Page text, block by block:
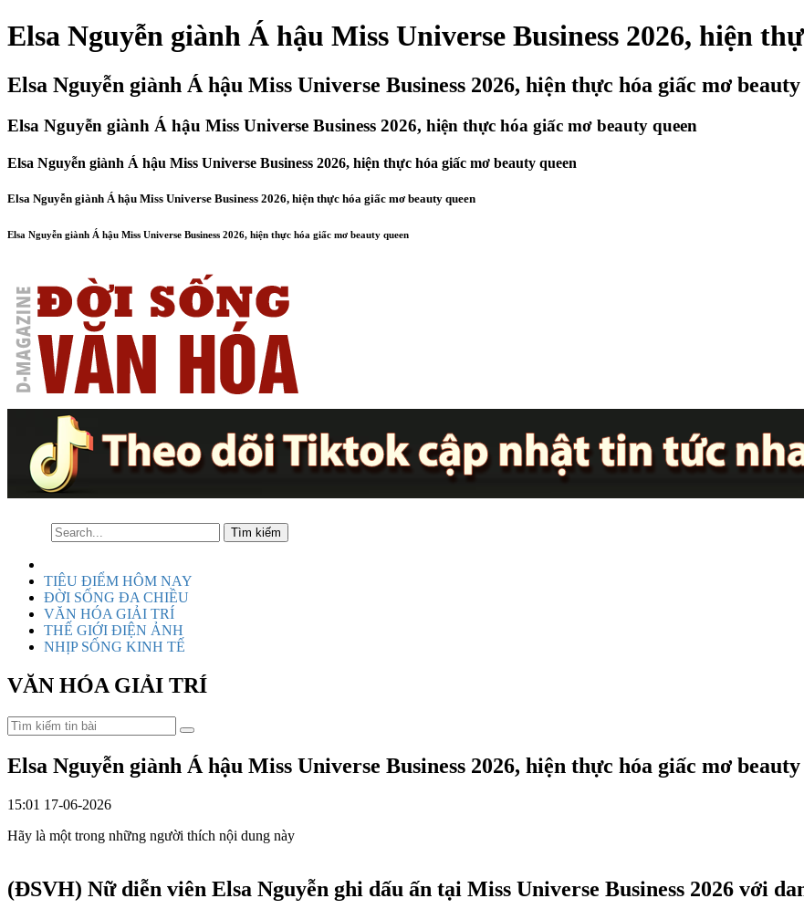
Elsa Nguyễn giành Á hậu Miss Universe Business 2026, hiện
Elsa Nguyễn giành Á hậu Miss Universe Business 2026, hiện thực hóa giấc mơ beauty
Elsa Nguyễn giành Á hậu Miss Universe Business 2026, hiện thực hóa giấc mơ beauty queen
Elsa Nguyễn giành Á hậu Miss Universe Business 2026, hiện thực hóa giấc mơ beauty queen
Elsa Nguyễn giành Á hậu Miss Universe Business 2026, hiện thực hóa giấc mơ beauty queen
Elsa Nguyễn giành Á hậu Miss Universe Business 2026, hiện thực hóa giấc mơ beauty queen
TIÊU ĐIỂM HÔM NAY
ĐỜI SỐNG ĐA CHIỀU
VĂN HÓA GIẢI TRÍ
THẾ GIỚI ĐIỆN ẢNH
NHỊP SỐNG KINH TẾ
VĂN HÓA GIẢI TRÍ
Elsa Nguyễn giành Á hậu Miss Universe Business 2026, hiện thực hóa giấc mơ beauty
15:01 17-06-2026
Hãy là một trong những người thích nội dung này
(ĐSVH) Nữ diễn viên Elsa Nguyễn ghi dấu ấn tại Miss Universe Business 2026 với